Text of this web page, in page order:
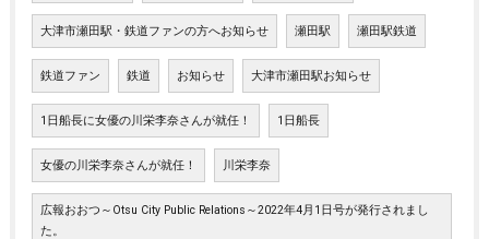
大津市瀬田駅・鉄道ファンの方へお知らせ 瀬田駅 瀬田駅鉄道
鉄道ファン 鉄道 お知らせ 大津市瀬田駅お知らせ
1日船長に女優の川栄李奈さんが就任！ 1日船長
女優の川栄李奈さんが就任！ 川栄李奈
広報おおつ～Otsu City Public Relations～2022年4月1日号が発行されまし
た。